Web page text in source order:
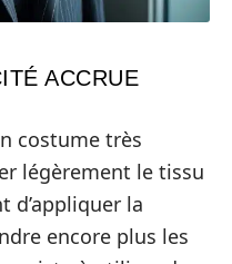
ACCRUE
costume très
légèrement le tissu
d’appliquer la
encore plus les